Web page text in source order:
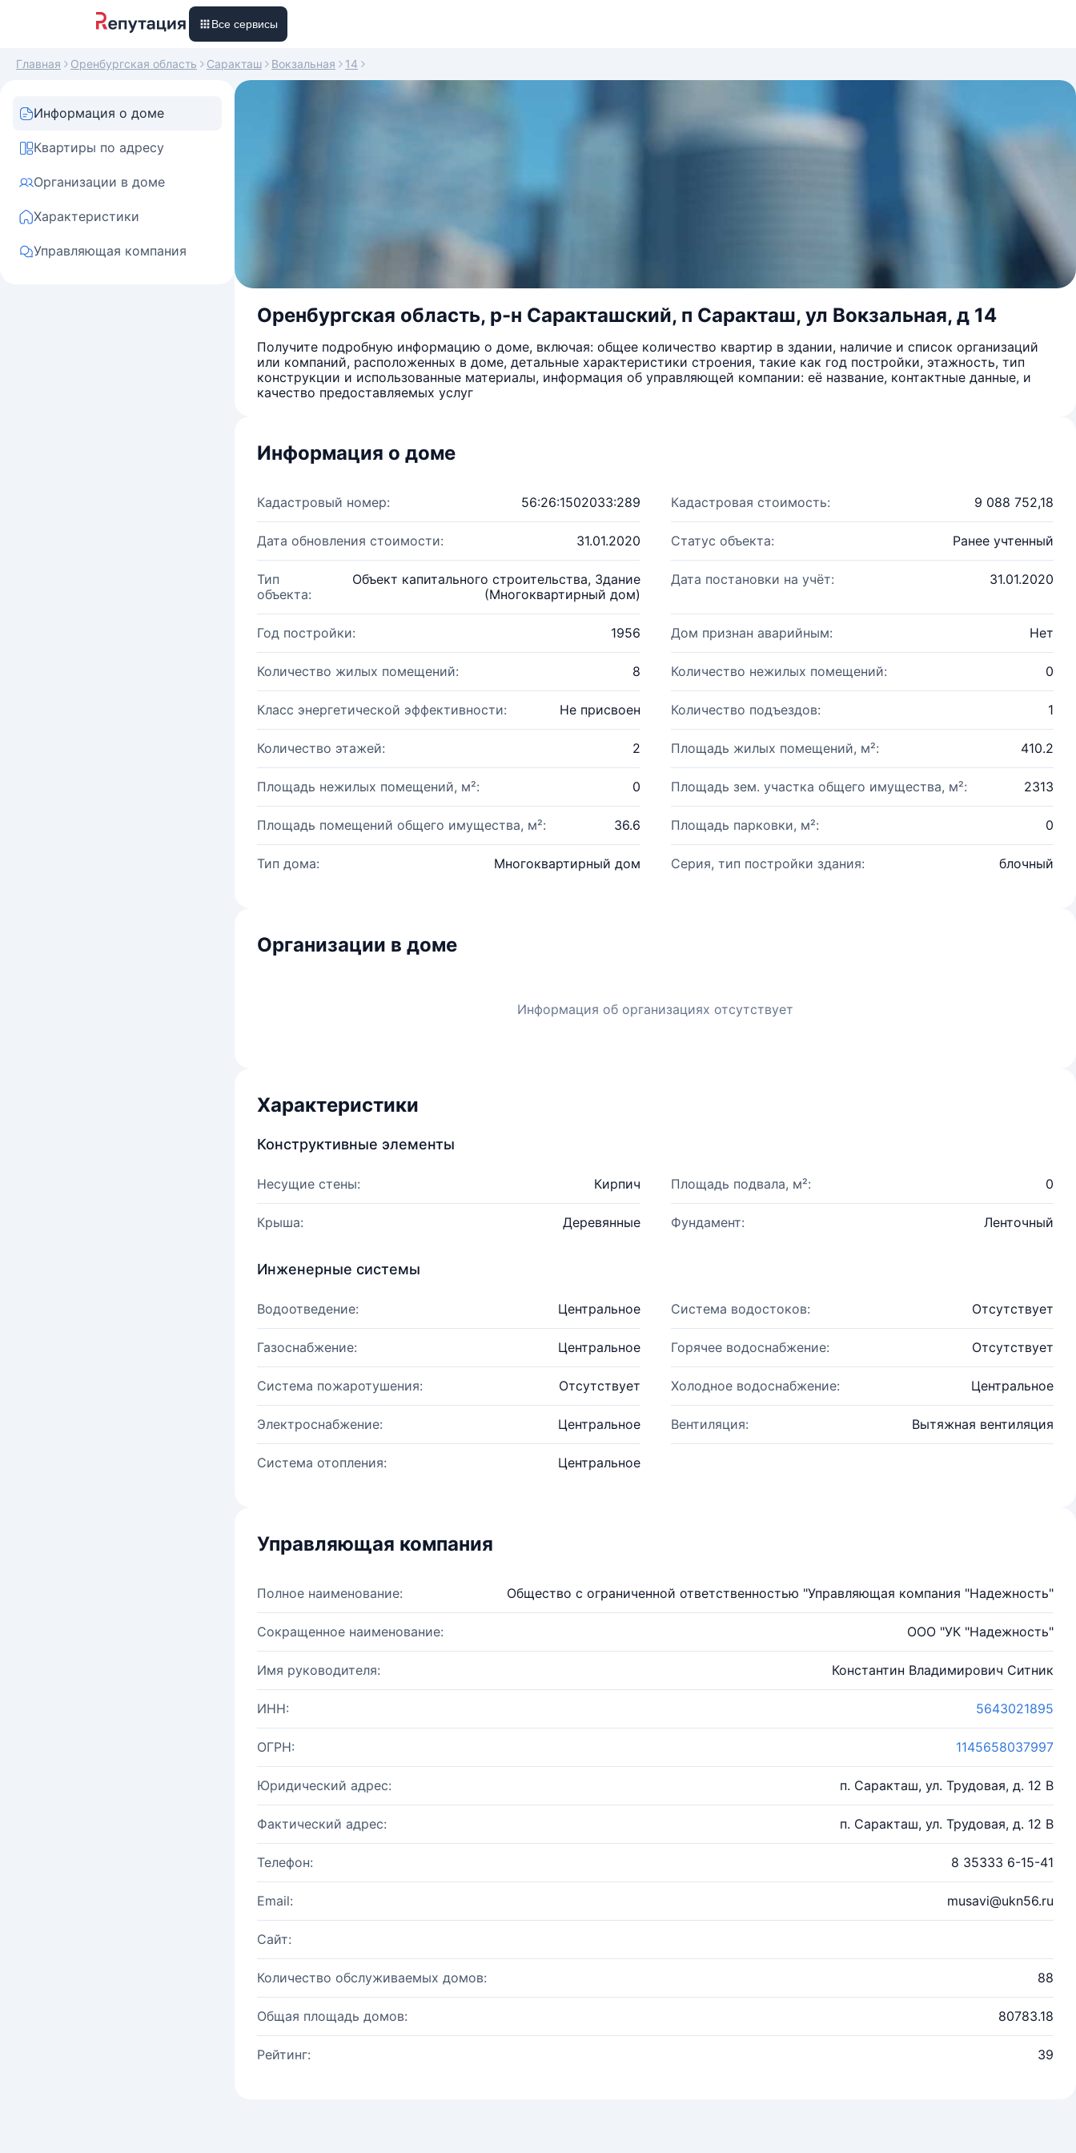
Все сервисы
Главная Оренбургская область Саракташ Вокзальная 14
Информация о доме
Квартиры по адресу
Организации в доме
Характеристики
Управляющая компания
Оренбургская область, р-н Саракташский, п Саракташ, ул Вокзальная, д 14
Получите подробную информацию о доме, включая: общее количество квартир в здании, наличие и список организаций
или компаний, расположенных в доме, детальные характеристики строения, такие как год постройки, этажность, тип
конструкции и использованные материалы, информация об управляющей компании: её название, контактные данные, и
качество предоставляемых услуг
Информация о доме
Кадастровый номер: 56:26:1502033:289 Кадастровая стоимость: 9 088 752,18
Дата обновления стоимости: 31.01.2020 Статус объекта: Ранее учтенный
Тип
объекта:
Объект капитального строительства, Здание
(Многоквартирный дом)
Дата постановки на учёт: 31.01.2020
Год постройки: 1956 Дом признан аварийным: Нет
Количество жилых помещений: 8 Количество нежилых помещений: 0
Класс энергетической эффективности: Не присвоен Количество подъездов: 1
Количество этажей: 2 Площадь жилых помещений, м²: 410.2
Площадь нежилых помещений, м²: 0 Площадь зем. участка общего имущества, м²: 2313
Площадь помещений общего имущества, м²: 36.6 Площадь парковки, м²: 0
Тип дома: Многоквартирный дом Серия, тип постройки здания: блочный
Организации в доме
Информация об организациях отсутствует
Характеристики
Конструктивные элементы
Несущие стены: Кирпич Площадь подвала, м²: 0
Крыша: Деревянные Фундамент: Ленточный
Инженерные системы
Водоотведение: Центральное Система водостоков: Отсутствует
Газоснабжение: Центральное Горячее водоснабжение: Отсутствует
Система пожаротушения: Отсутствует Холодное водоснабжение: Центральное
Электроснабжение: Центральное Вентиляция: Вытяжная вентиляция
Система отопления: Центральное
Управляющая компания
Полное наименование: Общество с ограниченной ответственностью "Управляющая компания "Надежность"
Сокращенное наименование: ООО "УК "Надежность"
Имя руководителя: Константин Владимирович Ситник
ИНН: 5643021895
ОГРН: 1145658037997
Юридический адрес: п. Саракташ, ул. Трудовая, д. 12 В
Фактический адрес: п. Саракташ, ул. Трудовая, д. 12 В
Телефон: 8 35333 6-15-41
Email: musavi@ukn56.ru
Сайт:
Количество обслуживаемых домов: 88
Общая площадь домов: 80783.18
Рейтинг: 39